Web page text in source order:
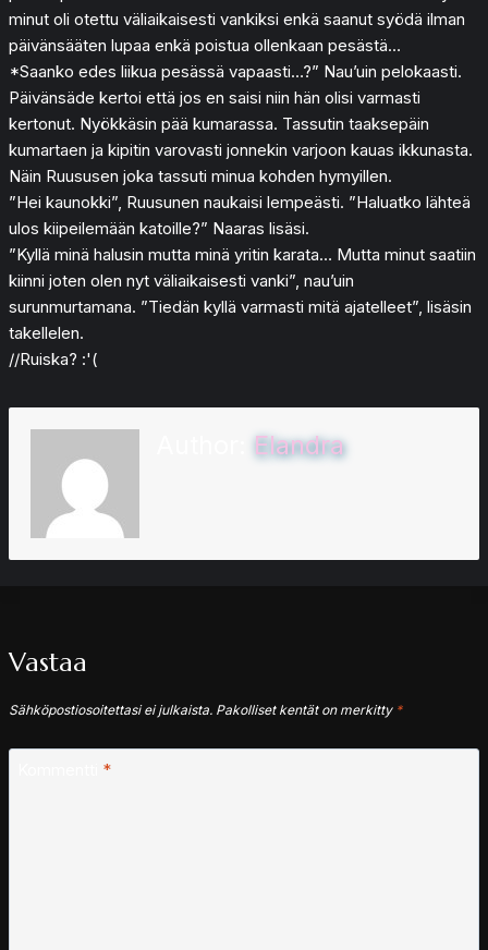
minut oli otettu väliaikaisesti vankiksi enkä saanut syödä ilman
päivänsääten lupaa enkä poistua ollenkaan pesästä…
*Saanko edes liikua pesässä vapaasti…?” Nau’uin pelokaasti.
Päivänsäde kertoi että jos en saisi niin hän olisi varmasti
kertonut. Nyökkäsin pää kumarassa. Tassutin taaksepäin
kumartaen ja kipitin varovasti jonnekin varjoon kauas ikkunasta.
Näin Ruususen joka tassuti minua kohden hymyillen.
”Hei kaunokki”, Ruusunen naukaisi lempeästi. ”Haluatko lähteä
ulos kiipeilemään katoille?” Naaras lisäsi.
”Kyllä minä halusin mutta minä yritin karata… Mutta minut saatiin
kiinni joten olen nyt väliaikaisesti vanki”, nau’uin
surunmurtamana. ”Tiedän kyllä varmasti mitä ajatelleet”, lisäsin
takellelen.
//Ruiska? :'(
Elandra
Vastaa
Sähköpostiosoitettasi ei julkaista. Pakolliset kentät on merkitty *
*